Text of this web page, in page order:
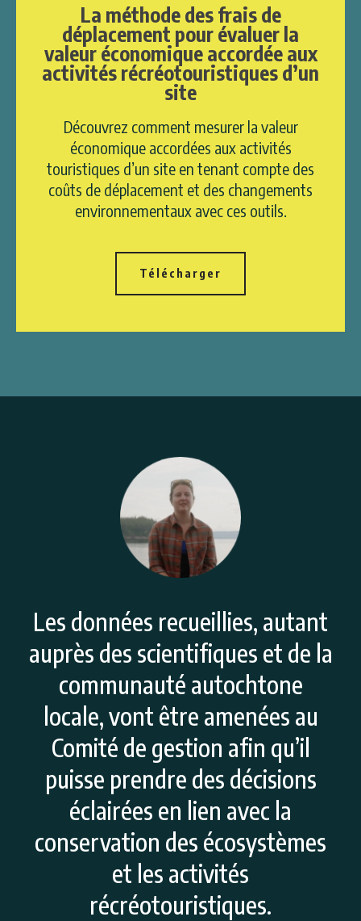
La méthode des frais de
déplacement pour évaluer la
valeur économique accordée aux
activités récréotouristiques d’un
site
Découvrez comment mesurer la valeur
économique accordées aux activités
touristiques d’un site en tenant compte des
coûts de déplacement et des changements
environnementaux avec ces outils.
Télécharger
Les données recueillies, autant
auprès des scientifiques et de la
communauté autochtone
locale, vont être amenées au
Comité de gestion afin qu’il
puisse prendre des décisions
éclairées en lien avec la
conservation des écosystèmes
et les activités
récréotouristiques.